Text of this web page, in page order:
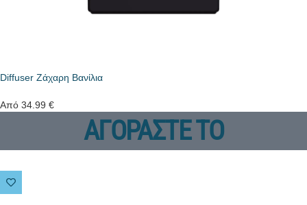
Diffuser Ζάχαρη Βανίλια
Από 34.99 €
ΑΓΟΡΑΣΤΕ ΤΟ